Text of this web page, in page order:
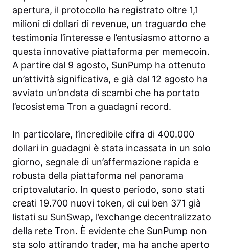
apertura, il protocollo ha registrato oltre 1,1
milioni di dollari di revenue, un traguardo che
testimonia l’interesse e l’entusiasmo attorno a
questa innovative piattaforma per memecoin.
A partire dal 9 agosto, SunPump ha ottenuto
un’attività significativa, e già dal 12 agosto ha
avviato un’ondata di scambi che ha portato
l’ecosistema Tron a guadagni record.
In particolare, l’incredibile cifra di 400.000
dollari in guadagni è stata incassata in un solo
giorno, segnale di un’affermazione rapida e
robusta della piattaforma nel panorama
criptovalutario. In questo periodo, sono stati
creati 19.700 nuovi token, di cui ben 371 già
listati su SunSwap, l’exchange decentralizzato
della rete Tron. È evidente che SunPump non
sta solo attirando trader, ma ha anche aperto